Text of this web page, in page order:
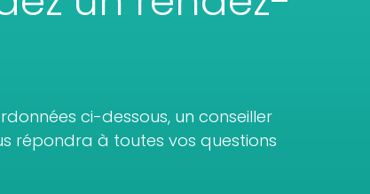
ci-dessous, un conseiller
répondra à toutes vos questions